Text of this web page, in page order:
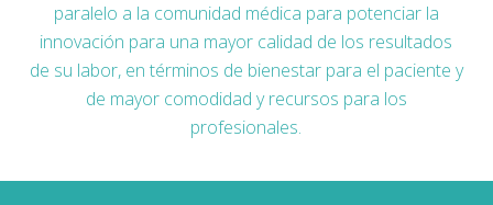
paralelo a la comunidad médica para potenciar la
innovación para una mayor calidad de los resultados
de su labor, en términos de bienestar para el paciente y
de mayor comodidad y recursos para los
profesionales.